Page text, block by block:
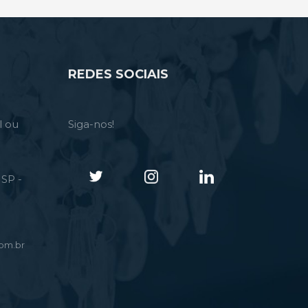
ou
-
REDES SOCIAIS
Siga-nos!